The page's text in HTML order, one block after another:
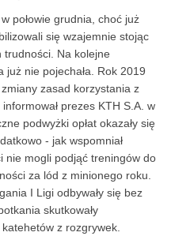
połowie grudnia, choć już
się wzajemnie stojąc
trudności. Na kolejne
nie pojechała. Rok 2019
zasad korzystania z
prezes KTH S.A. w
podwyżki opłat okazały się
- jak wspomniał
nie mogli podjąć treningów do
za lód z minionego roku.
I Ligi odbywały się bez
skutkowały
z rozgrywek.